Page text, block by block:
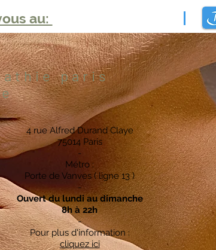
au:
paris
4 rue Alfred Durand Claye
75014 Paris
-
Métro :
Porte de Vanves ( ligne 13 )
-
Ouvert du lundi au dimanche
8h à 22h
-
Pour plus d'information :
cliquez ici